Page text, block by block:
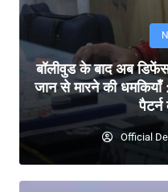
बॉलीवुड के बाद अब
जान से मारने की धमकियाँ
Official